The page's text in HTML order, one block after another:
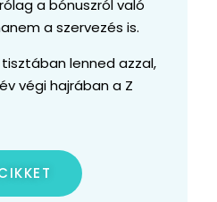
a bónuszról való
a szervezés is.
lenned azzal,
végi hajrában a Z